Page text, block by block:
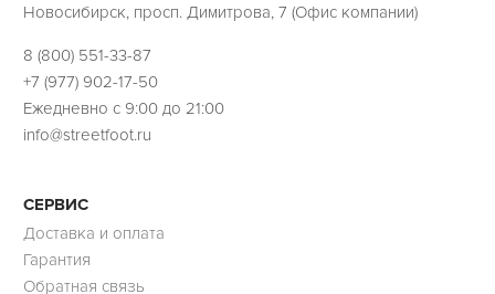
Новосибирск, просп. Димитрова, 7 (Офис компании)
8 (800) 551-33-87
+7 (977) 902-17-50
Ежедневно с 9:00 до 21:00
info@streetfoot.ru
СЕРВИС
Доставка и оплата
Гарантия
Обратная связь